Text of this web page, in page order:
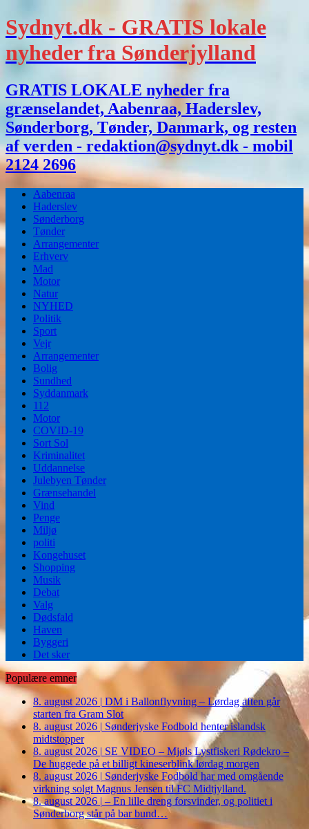
Sydnyt.dk - GRATIS lokale
nyheder fra Sønderjylland
GRATIS LOKALE nyheder fra
grænselandet, Aabenraa, Haderslev,
Sønderborg, Tønder, Danmark, og resten
af verden - redaktion@sydnyt.dk - mobil
2124 2696
Aabenraa
Haderslev
Sønderborg
Tønder
Arrangementer
Erhverv
Mad
Motor
Natur
NYHED
Politik
Sport
Vejr
Arrangementer
Bolig
Sundhed
Syddanmark
112
Motor
COVID-19
Sort Sol
Kriminalitet
Uddannelse
Julebyen Tønder
Grænsehandel
Vind
Penge
Miljø
politi
Kongehuset
Shopping
Musik
Debat
Valg
Dødsfald
Haven
Byggeri
Det sker
Populære emner
8. august 2026 | DM i Ballonflyvning – Lørdag aften går
starten fra Gram Slot
8. august 2026 | Sønderjyske Fodbold henter islandsk
midtstopper
8. august 2026 | SE VIDEO – Mjøls Lystfiskeri Rødekro –
De huggede på et billigt kineserblink lørdag morgen
8. august 2026 | Sønderjyske Fodbold har med omgående
virkning solgt Magnus Jensen til FC Midtjylland.
8. august 2026 | – En lille dreng forsvinder, og politiet i
Sønderborg står på bar bund…